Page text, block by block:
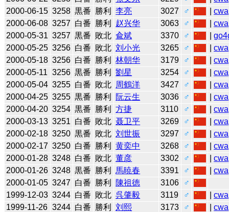
2000-06-15 3258 黒番 勝利 李亮 3027 ♂ |cwa
2000-06-08 3257 白番 勝利 赵兴华 3063 ♂ |cwa
2000-05-31 3257 黒番 敗北 兪斌 3370 ♂ |
2000-05-25 3256 白番 敗北 刘小光 3265 ♂ |cwa
2000-05-18 3256 白番 勝利 林朝华 3179 ♂ |cwa
2000-05-11 3256 黒番 勝利 劉星 3254 ♂ |cwa
2000-05-04 3255 白番 敗北 周鶴洋 3427 ♂ |cwa
2000-04-25 3255 黒番 勝利 阮云生 3036 ♂ |cwa
2000-04-20 3254 黒番 勝利 方捷 3110 ♂ |cwa
2000-03-13 3251 白番 敗北 聂卫平 3269 ♂ |cwa
2000-02-18 3250 黒番 敗北 刘世振 3297 ♂ |cwa
2000-02-17 3250 白番 勝利 黄奕中 3268 ♂ |cwa
2000-01-28 3248 白番 敗北 董彦 3302 ♂ |cwa
2000-01-26 3248 黒番 勝利 馬暁春 3391 ♂ |cwa
2000-01-05 3247 白番 勝利 陳祖徳 3106
♂
1999-12-03 3244 白番 敗北 呉肇毅 3119 ♂ |cwa
1999-11-26 3244 白番 勝利 刘熙 3173 ♂ |cwa